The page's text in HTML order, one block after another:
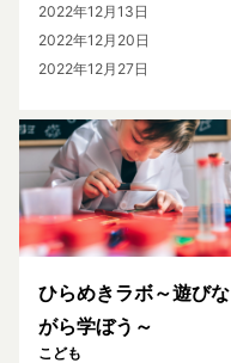
2022年12月13日
2022年12月20日
2022年12月27日
ひらめきラボ～遊びな
がら学ぼう～
こども